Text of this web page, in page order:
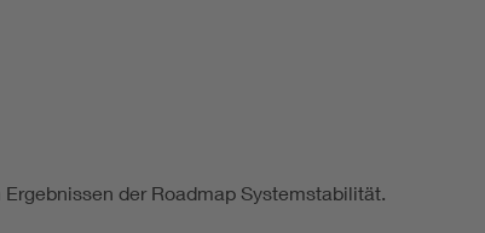
der Roadmap Systemstabilität.